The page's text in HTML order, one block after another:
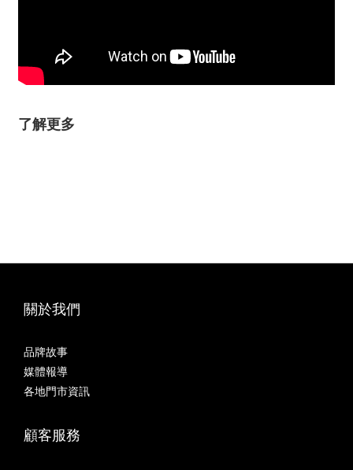
了解更多
關於我們
品牌故事
媒體報導
各地門市資訊
顧客服務